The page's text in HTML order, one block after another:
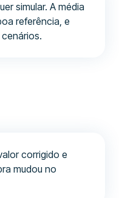
simular. A média
referência, e
corrigido e
mudou no